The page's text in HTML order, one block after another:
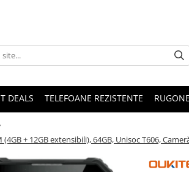
DEALS TELEFOANE REZISTENTE RUGONE
+ 12GB extensibili), 64GB, Unisoc T606,